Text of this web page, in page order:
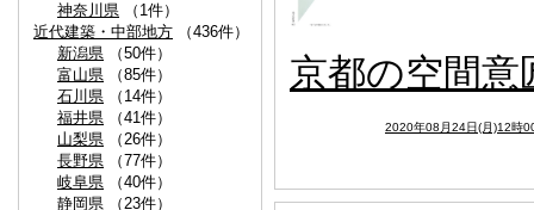
神奈川県 （1件）
近代建築・中部地方 （436件）
新潟県 （50件）
富山県 （85件）
石川県 （14件）
福井県 （41件）
山梨県 （26件）
長野県 （77件）
岐阜県 （40件）
静岡県 （23件）
京都の空間意
2020年08月24日(月)12時